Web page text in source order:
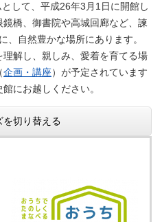
して、平成26年3月1日に開館し
橋、御書院や高城回廊など、諫
、自然豊かな場所にあります。
解し、親しみ、愛着を育てる場
企画・講座）が予定されています
にお越しください。
を切り替える